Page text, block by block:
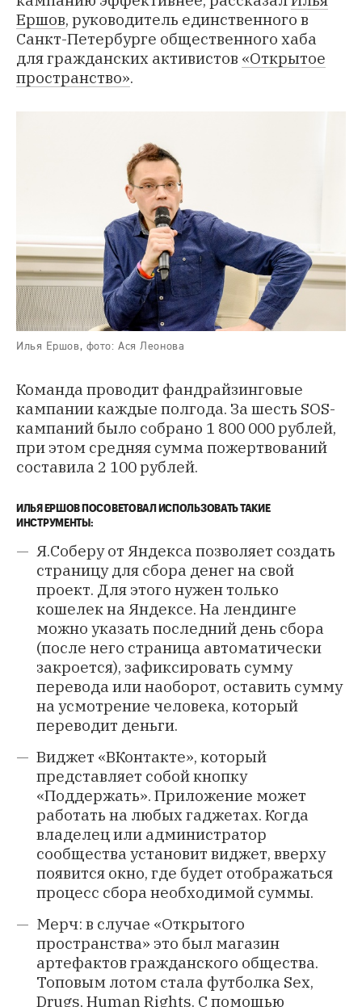
Ершов, руководитель единственного в
Санкт-Петербурге общественного хаба
для гражданских активистов «Открытое
пространство».
Илья Ершов, фото: Ася Леонова
Команда проводит фандрайзинговые
кампании каждые полгода. За шесть SOS-
кампаний было собрано 1 800 000 рублей,
при этом средняя сумма пожертвований
составила 2 100 рублей.
ИЛЬЯ ЕРШОВ ПОСОВЕТОВАЛ ИСПОЛЬЗОВАТЬ ТАКИЕ
ИНСТРУМЕНТЫ:
Я.Соберуот Яндекса позволяет создать
страницу для сбора денег на свой
проект. Для этого нужен только
кошелек на Яндексе. На лендинге
можно указать последний день сбора
(после него страница автоматически
закроется), зафиксировать сумму
перевода или наоборот, оставить сумму
на усмотрение человека, который
переводит деньги.
Виджет «ВКонтакте», который
представляет собой кнопку
«Поддержать». Приложение может
работать на любых гаджетах. Когда
владелец или администратор
сообщества установит виджет, вверху
появится окно, где будет отображаться
процесс сбора необходимой суммы.
Мерч: в случае «Открытого
пространства» это был магазин
артефактов гражданского общества.
Топовым лотом стала футболка Sex,
Drugs, Human Rights. С помощью